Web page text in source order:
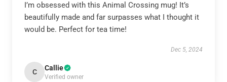
I’m obsessed with this Animal Crossing mug! It’s
beautifully made and far surpasses what I thought it
would be. Perfect for tea time!
Dec 5, 2024
C Callie
Verified owner